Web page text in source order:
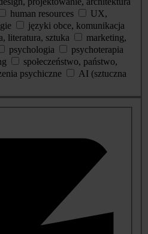
human resources
UX,
języki obce, komunikacja
literatura, sztuka
marketing,
psychologia
psychoterapia
społeczeństwo, państwo,
psychiczne
AI (sztuczna